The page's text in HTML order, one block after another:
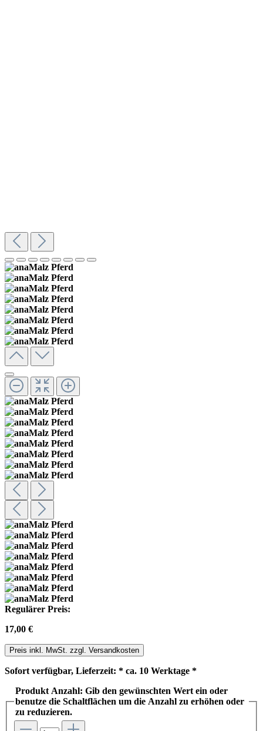
Regulärer Preis:
17,00 €
Preis inkl. MwSt. zzgl. Versandkosten
Sofort verfügbar, Lieferzeit: * ca. 10 Werktage *
Produkt Anzahl: Gib den gewünschten Wert ein oder
benutze die Schaltflächen um die Anzahl zu erhöhen oder
zu reduzieren.